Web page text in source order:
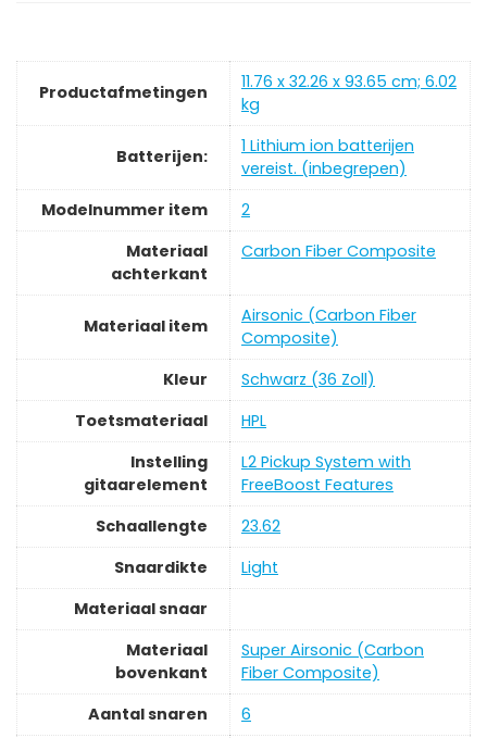
Productafmetingen
‎11.76 x 32.26 x 93.65 cm; 6.02
kg
Batterijen:
‎1 Lithium ion batterijen
vereist. (inbegrepen)
Modelnummer item
‎2
Materiaal
achterkant
‎Carbon Fiber Composite
Materiaal item
‎Airsonic (Carbon Fiber
Composite)
Kleur
‎Schwarz (36 Zoll)
Toetsmateriaal
‎HPL
Instelling
gitaarelement
‎L2 Pickup System with
FreeBoost Features
Schaallengte
‎23.62
Snaardikte
‎Light
Materiaal snaar
Materiaal
bovenkant
‎Super Airsonic (Carbon
Fiber Composite)
Aantal snaren
‎6